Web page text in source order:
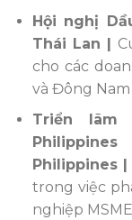
Hội nghị
Thái Lan |
cho các
và Đông Nam
Triển lãm
Philippines
Philippines |
trong việc
nghiệp